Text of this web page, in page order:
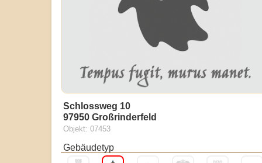
Schlossweg 10
97950 Großrinderfeld
Objekt: 07453
Gebäudetyp